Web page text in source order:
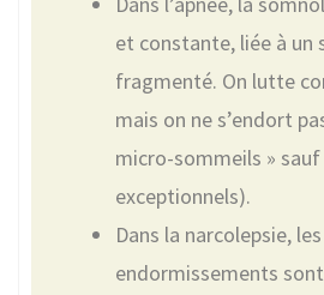
et constante, liée à un
fragmenté. On lutte
mais on ne s’endort
micro-sommeils » sauf
exceptionnels).
Dans la narcolepsie, les
endormissements